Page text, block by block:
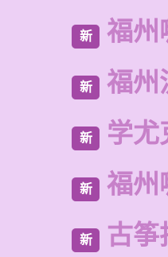
新 福州
新 福州
新 学尤
新 福州
新 古筝